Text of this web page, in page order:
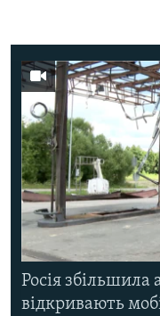
Росія збільшила
відкривають